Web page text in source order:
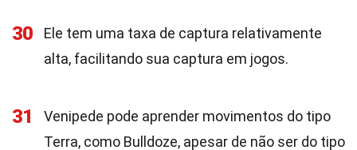
30
Ele tem uma taxa de captura relativamente
alta, facilitando sua captura em jogos.
31
Venipede pode aprender movimentos do tipo
Terra, como Bulldoze, apesar de não ser do tipo